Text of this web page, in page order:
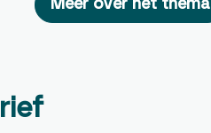
Meer over het thema